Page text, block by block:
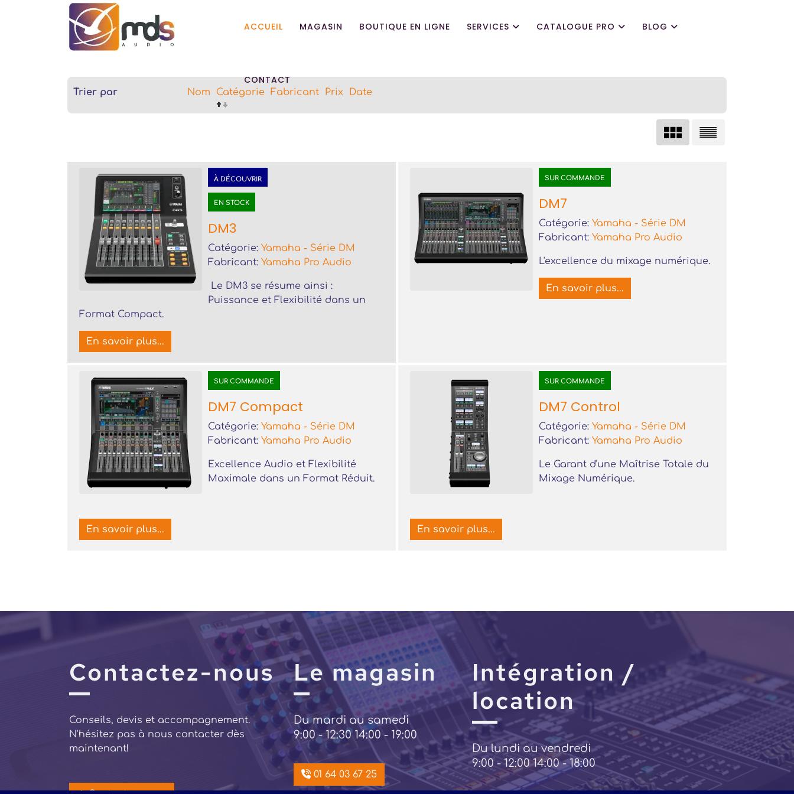
ACCUEIL MAGASIN BOUTIQUE EN LIGNE SERVICES CATALOGUE PRO BLOG
CONTACT
Trier par Nom Catégorie Fabricant Prix Date
À DÉCOUVRIR
EN STOCK
DM3
Catégorie: Yamaha - Série DM
Fabricant: Yamaha Pro Audio
Le DM3 se résume ainsi :
Puissance et Flexibilité dans un
Format Compact.
En savoir plus...
SUR COMMANDE
DM7
Catégorie: Yamaha - Série DM
Fabricant: Yamaha Pro Audio
L'excellence du mixage numérique.
En savoir plus...
SUR COMMANDE
DM7 Compact
Catégorie: Yamaha - Série DM
Fabricant: Yamaha Pro Audio
Excellence Audio et Flexibilité
Maximale dans un Format Réduit.
En savoir plus...
SUR COMMANDE
DM7 Control
Catégorie: Yamaha - Série DM
Fabricant: Yamaha Pro Audio
Le Garant d'une Maîtrise Totale du
Mixage Numérique.
En savoir plus...
Contactez-nous
Conseils, devis et accompagnement.
N'hésitez pas à nous contacter dès
maintenant!
Le magasin
Du mardi au samedi
9:00 - 12:30 14:00 - 19:00
01 64 03 67 25
Intégration /
location
Du lundi au vendredi
9:00 - 12:00 14:00 - 18:00